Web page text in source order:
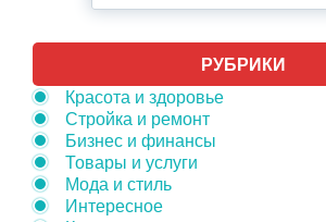
РУБРИКИ
Красота и здоровье
Стройка и ремонт
Бизнес и финансы
Товары и услуги
Мода и стиль
Интересное